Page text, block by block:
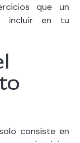
que un
incluir en tu
consiste en